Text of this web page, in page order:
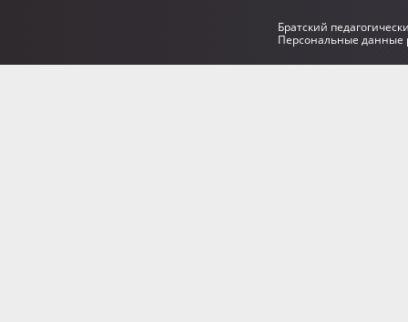
Братский
Персональные данные